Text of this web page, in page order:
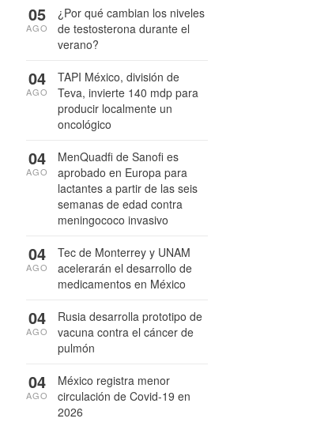
¿Por qué cambian los niveles
de testosterona durante el
verano?
05
AGO
TAPI México, división de
Teva, invierte 140 mdp para
producir localmente un
oncológico
04
AGO
MenQuadfi de Sanofi es
aprobado en Europa para
lactantes a partir de las seis
semanas de edad contra
meningococo invasivo
04
AGO
Tec de Monterrey y UNAM
acelerarán el desarrollo de
medicamentos en México
04
AGO
Rusia desarrolla prototipo de
vacuna contra el cáncer de
pulmón
04
AGO
México registra menor
circulación de Covid-19 en
2026
04
AGO